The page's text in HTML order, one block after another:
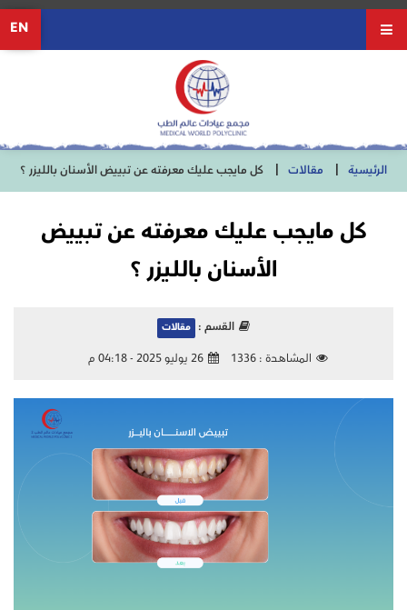
EN
الرئيسية مقالات كل مايجب عليك معرفته عن تبييض الأسنان بالليزر ؟
كل مايجب عليك معرفته عن تبييض
الأسنان بالليزر ؟
القسم : مقالات
المشاهدة :1336 26 يوليو 2025 - 04:18 م